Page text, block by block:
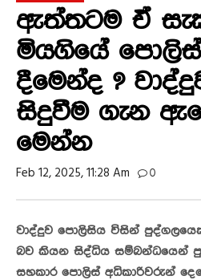
ඇත්තටම ඒ
මියගියේ
දීමෙන්ද ?
සිදුවීම ගැන
මෙන්න
Feb 12, 2025, 11:28 Am 0
වාද්දුව පොලිසිය විසින්
බව කියන සිද්ධිය සම්බන්ධයෙන්
සහකාර පොලිස් අධිකාරිවරුන්